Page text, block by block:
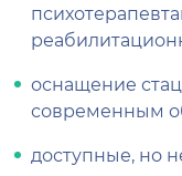
оснащение
современным
доступные, но